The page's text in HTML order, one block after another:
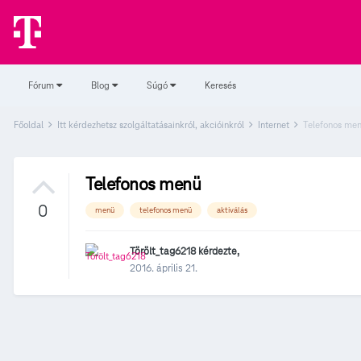
Fórum Blog Súgó Keresés
Főoldal Itt kérdezhetsz szolgáltatásainkról, akcióinkról Internet Telefonos
0
Telefonos menü
menü telefonos menü aktiválás
Törölt_tag6218kérdezte,
2016. április 21.